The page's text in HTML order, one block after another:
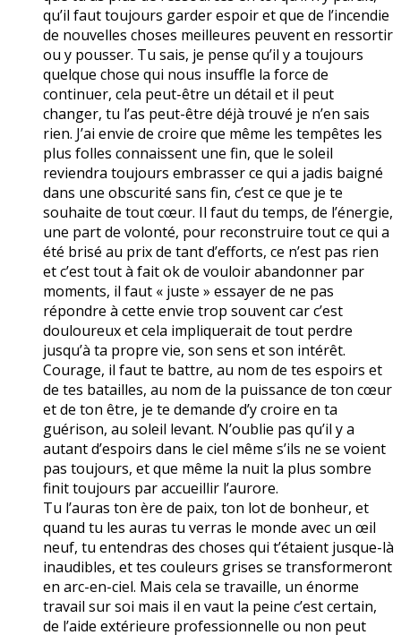
qu’il faut toujours garder espoir et que de l’incendie
de nouvelles choses meilleures peuvent en ressortir
ou y pousser. Tu sais, je pense qu’il y a toujours
quelque chose qui nous insuffle la force de
continuer, cela peut-être un détail et il peut
changer, tu l’as peut-être déjà trouvé je n’en sais
rien. J’ai envie de croire que même les tempêtes les
plus folles connaissent une fin, que le soleil
reviendra toujours embrasser ce qui a jadis baigné
dans une obscurité sans fin, c’est ce que je te
souhaite de tout cœur. Il faut du temps, de l’énergie,
une part de volonté, pour reconstruire tout ce qui a
été brisé au prix de tant d’efforts, ce n’est pas rien
et c’est tout à fait ok de vouloir abandonner par
moments, il faut « juste » essayer de ne pas
répondre à cette envie trop souvent car c’est
douloureux et cela impliquerait de tout perdre
jusqu’à ta propre vie, son sens et son intérêt.
Courage, il faut te battre, au nom de tes espoirs et
de tes batailles, au nom de la puissance de ton cœur
et de ton être, je te demande d’y croire en ta
guérison, au soleil levant. N’oublie pas qu’il y a
autant d’espoirs dans le ciel même s’ils ne se voient
pas toujours, et que même la nuit la plus sombre
finit toujours par accueillir l’aurore.
Tu l’auras ton ère de paix, ton lot de bonheur, et
quand tu les auras tu verras le monde avec un œil
neuf, tu entendras des choses qui t’étaient jusque-là
inaudibles, et tes couleurs grises se transformeront
en arc-en-ciel. Mais cela se travaille, un énorme
travail sur soi mais il en vaut la peine c’est certain,
de l’aide extérieure professionnelle ou non peut